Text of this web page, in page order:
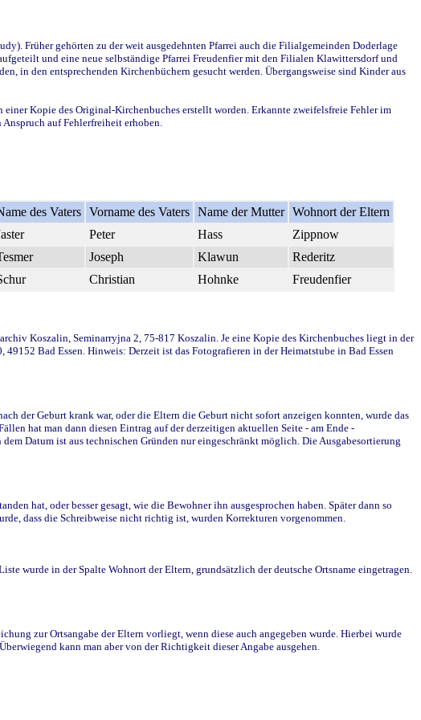
Früher gehörten zu der weit ausgedehnten Pfarrei auch die Filialgemeinden Doderlage
und eine neue selbständige Pfarrei Freudenfier mit den Filialen Klawittersdorf und
in den entsprechenden Kirchenbüchern gesucht werden. Übergangsweise sind Kinder aus
Kopie des Original-Kirchenbuches erstellt worden. Erkannte zweifelsfreie Fehler im
auf Fehlerfreiheit erhoben.
des Vaters Vorname des Vaters Name der Mutter Wohnort der Eltern
Peter Hass
Zippnow
Joseph Klawun
Rederitz
Christian Hohnke Freudenfier
Koszalin, Seminarryjna 2, 75-817 Koszalin. Je eine Kopie des Kirchenbuches liegt in der
Bad Essen. Hinweis: Derzeit ist das Fotografieren in der Heimatstube in Bad Essen
der Geburt krank war, oder die Eltern die Geburt nicht sofort anzeigen konnten, wurde das
hat man dann diesen Eintrag auf der derzeitigen aktuellen Seite - am Ende -
Datum ist aus technischen Gründen nur eingeschränkt möglich. Die Ausgabesortierung
hat, oder besser gesagt, wie die Bewohner ihn ausgesprochen haben. Später dann so
dass die Schreibweise nicht richtig ist, wurden Korrekturen vorgenommen.
wurde in der Spalte Wohnort der Eltern, grundsätzlich der deutsche Ortsname eingetragen.
zur Ortsangabe der Eltern vorliegt, wenn diese auch angegeben wurde. Hierbei wurde
kann man aber von der Richtigkeit dieser Angabe ausgehen.